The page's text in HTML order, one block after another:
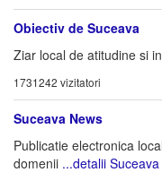
Obiectiv de Suceava
Ziar local de atitudine si
1731242 vizitatori
Suceava News
Publicatie electronica
domenii ...detalii